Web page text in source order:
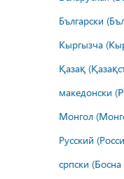
Български
Кыргызча
Қазақ
македонски
Монгол
Русский
српски